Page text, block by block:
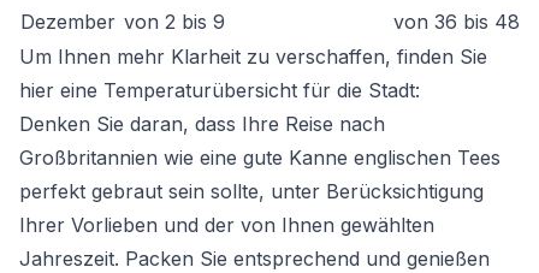
Dezember von 2 bis 9
von 36 bis 48
Um Ihnen mehr Klarheit zu verschaffen, finden Sie
hier eine Temperaturübersicht für die Stadt:
Denken Sie daran, dass Ihre Reise nach
Großbritannien wie eine gute Kanne englischen Tees
perfekt gebraut sein sollte, unter Berücksichtigung
Ihrer Vorlieben und der von Ihnen gewählten
Jahreszeit. Packen Sie entsprechend und genießen